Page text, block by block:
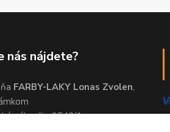
nás nájdete?
FARBY-LAKY Lonas Zvolen,
nábrežie 9542/1